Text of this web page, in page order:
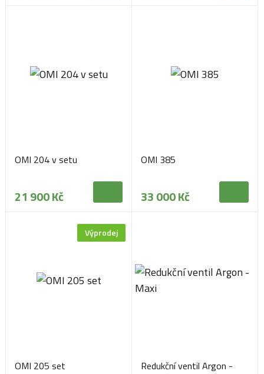
OMI 204 v setu
21 900 Kč
OMI 385
33 000 Kč
Výprodej
OMI 205 set
Redukční ventil Argon -